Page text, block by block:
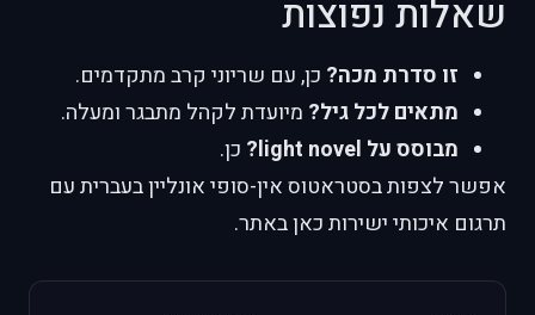
שאלות נפוצות
זו סדרת מכה? כן, עם שריוני קרב מתקדמים.
מתאים לכל גיל? מיועדת לקהל מתבגר ומעלה.
מבוסס על light novel?
כן.
אפשר לצפות בסטראטוס אין-סופי אונליין בעברית עם
תרגום איכותי ישירות כאן באתר.